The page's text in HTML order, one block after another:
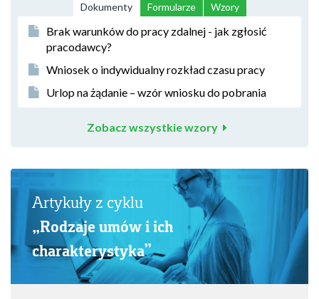
Dokumenty Formularze Wzory
Brak warunków do pracy zdalnej - jak zgłosić
pracodawcy?
Wniosek o indywidualny rozkład czasu pracy
Urlop na żądanie – wzór wniosku do pobrania
Zobacz wszystkie wzory
Artykuły z cyklu
„Rodzaje umów i ich
charakterystyka”